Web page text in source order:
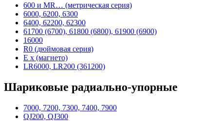
600 и MR… (метрическая серия)
6000, 6200, 6300
6400, 62200, 62300
61700 (6700), 61800 (6800), 61900 (6900)
16000
R0 (дюймовая серия)
E x (магнето)
LR6000, LR200 (361200)
Шариковые радиально-упорные
7000, 7200, 7300, 7400, 7900
QJ200, QJ300